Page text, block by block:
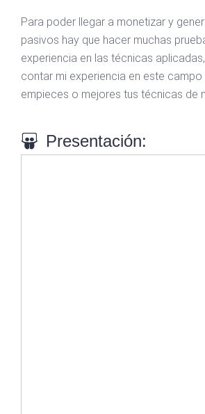
Para poder llegar a monetizar y
pasivos hay que hacer muchas
experiencia en las técnicas
contar mi experiencia en este campo
empieces o mejores tus técnicas de
Presentación: